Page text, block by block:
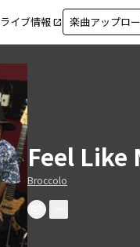
ライブ情報 open_in_new 楽曲アップロ
Feel Like
Broccolo